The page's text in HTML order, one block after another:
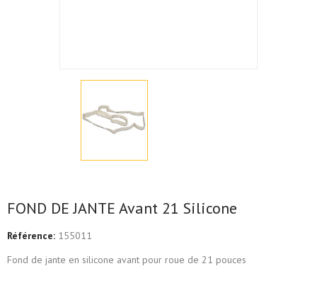
FOND DE JANTE Avant 21 Silicone
Référence: 155011
Fond de jante en silicone avant pour roue de 21 pouces